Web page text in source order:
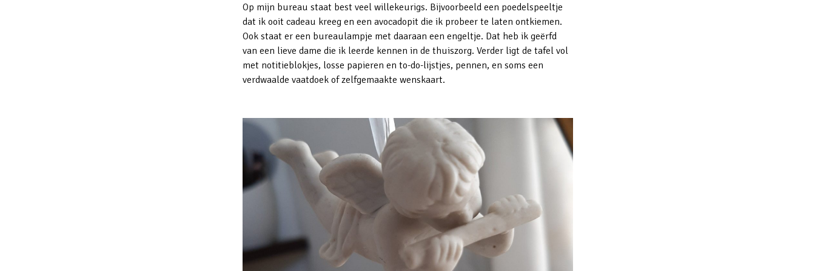
Op mijn bureau staat best veel willekeurigs. Bijvoorbeeld een poedelspeeltje
dat ik ooit cadeau kreeg en een avocadopit die ik probeer te laten ontkiemen.
Ook staat er een bureaulampje met daaraan een engeltje. Dat heb ik geërfd
van een lieve dame die ik leerde kennen in de thuiszorg. Verder ligt de tafel vol
met notitieblokjes, losse papieren en to-do-lijstjes, pennen, en soms een
verdwaalde vaatdoek of zelfgemaakte wenskaart.